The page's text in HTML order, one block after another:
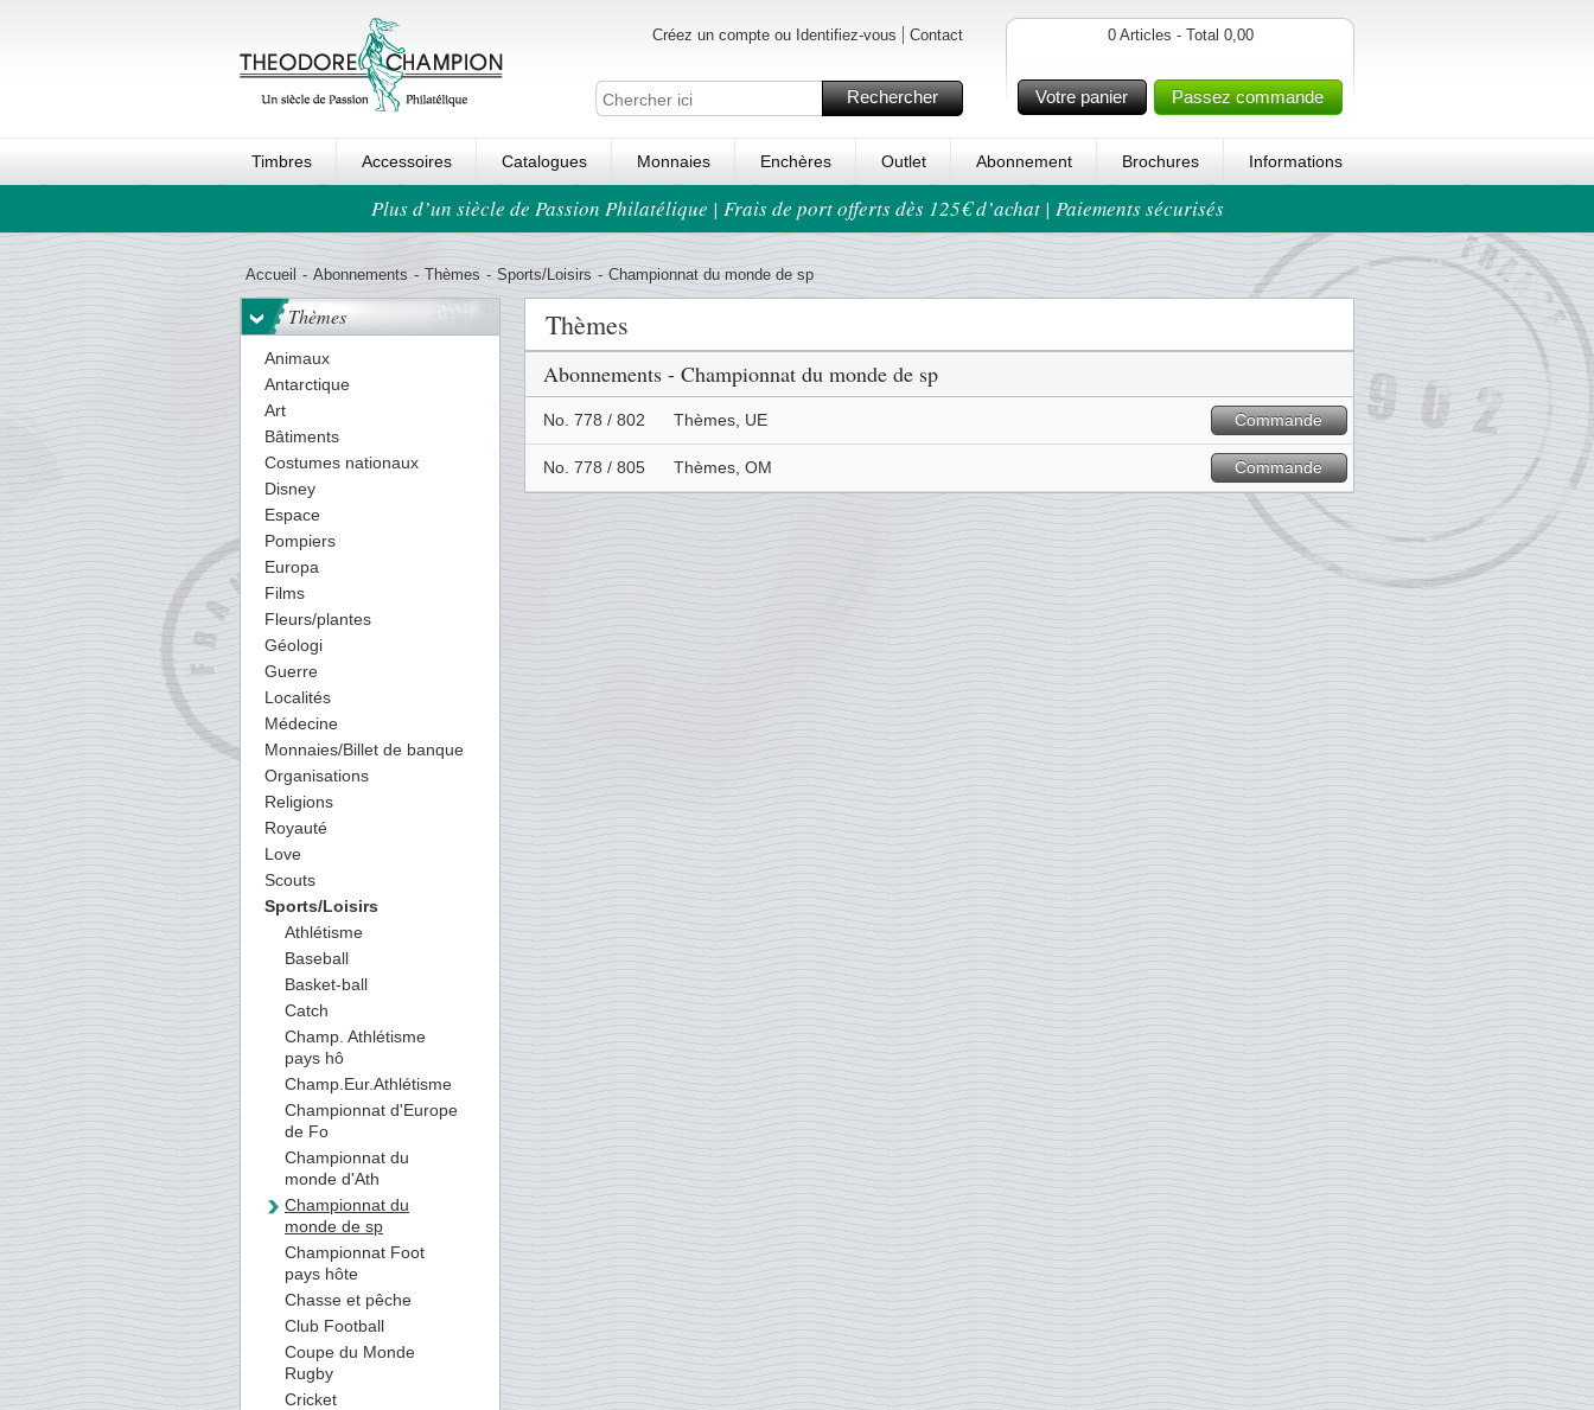
Créez un compte ou Identifiez-vous Contact
Rechercher
0 Articles - Total 0,00
Votre panier Passez commande
Timbres Accessoires Catalogues Monnaies Enchères Outlet Abonnement Brochures Informations
Ordre au panierPlus d’un siècle de Passion Philatélique | Frais de port offerts dès 125€ d’achat | Paiements sécurisés
Accueil - Abonnements - Thèmes - Sports/Loisirs - Championnat du monde de sp
Thèmes
Animaux
Antarctique
Art
Bâtiments
Costumes nationaux
Disney
Espace
Pompiers
Europa
Films
Fleurs/plantes
Géologi
Guerre
Localités
Médecine
Monnaies/Billet de banque
Organisations
Religions
Royauté
Love
Scouts
Sports/Loisirs
Athlétisme
Baseball
Basket-ball
Catch
Champ. Athlétisme
pays hô
Champ.Eur.Athlétisme
Championnat d'Europe
de Fo
Championnat du
monde d'Ath
Championnat du
monde de sp
Championnat Foot
pays hôte
Chasse et pêche
Club Football
Coupe du Monde
Rugby
Cricket
Thèmes
Abonnements - Championnat du monde de sp
No. 778 / 802 Thèmes, UE Commande
No. 778 / 805 Thèmes, OM Commande